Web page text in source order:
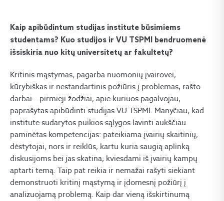
Kaip apibūdintum studijas institute būsimiems
studentams? Kuo studijos ir VU TSPMI bendruomenė
išsiskiria nuo kitų universitetų ar fakultetų?
Kritinis mąstymas, pagarba nuomonių įvairovei,
kūrybiškas ir nestandartinis požiūris į problemas, rašto
darbai – pirmieji žodžiai, apie kuriuos pagalvojau,
paprašytas apibūdinti studijas VU TSPMI. Manyčiau, kad
institute sudarytos puikios sąlygos lavinti aukščiau
paminėtas kompetencijas: pateikiama įvairių skaitinių,
dėstytojai, nors ir reiklūs, kartu kuria saugią aplinką
diskusijoms bei jas skatina, kviesdami iš įvairių kampų
aptarti temą. Taip pat reikia ir nemažai rašyti siekiant
demonstruoti kritinį mąstymą ir įdomesnį požiūrį į
analizuojamą problemą. Kaip dar vieną išskirtinumą